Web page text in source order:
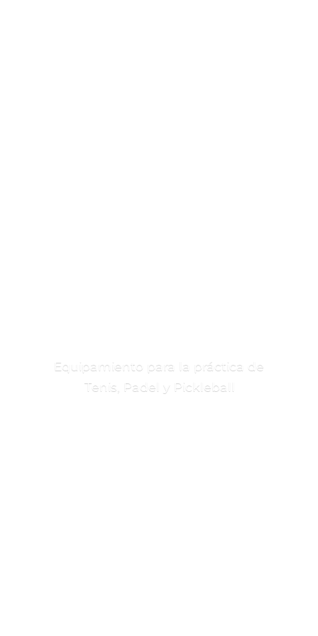
Equipamiento para la práctica de
Tenis, Padel
y Pickleball